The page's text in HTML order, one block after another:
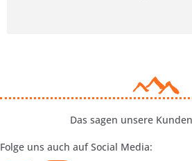
Das sagen unsere
Folge uns auch auf Social Media: